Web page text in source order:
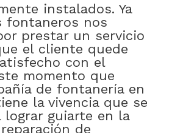
instalados. Ya
fontaneros nos
prestar un servicio
el cliente quede
con el
momento que
de fontanería en
la vivencia que se
lograr guiarte en la
de